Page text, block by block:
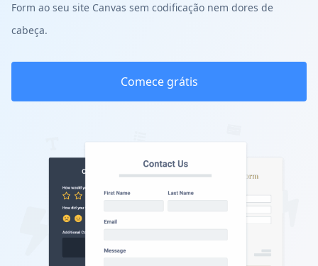
Form ao seu site Canvas sem codificação nem dores de
cabeça.
Comece grátis